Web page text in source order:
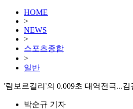
HOME
>
NEWS
>
스포츠종합
>
일반
'람보르길리'의 0.009초 대역전극...
박순규 기자